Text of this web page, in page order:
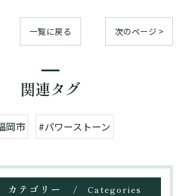
一覧に戻る 次のページ >
関連タグ
岡市 #パワーストーン
カテゴリー Categories